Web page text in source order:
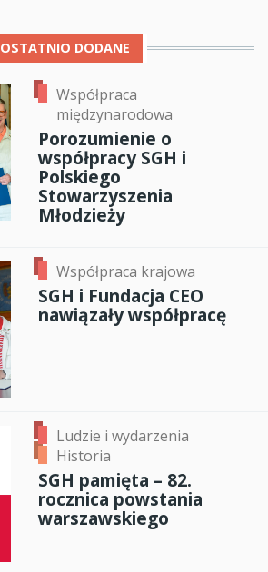
OSTATNIO DODANE
Współpraca
międzynarodowa
Porozumienie o
współpracy SGH i
Polskiego
Stowarzyszenia
Młodzieży
Współpraca krajowa
SGH i Fundacja CEO
nawiązały współpracę
Ludzie i wydarzenia
Historia
SGH pamięta – 82.
rocznica powstania
warszawskiego